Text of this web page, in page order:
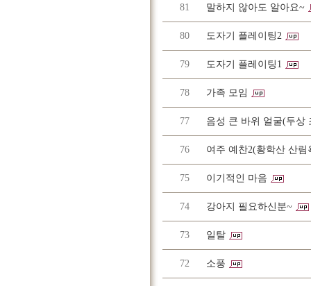
81 말하지 않아도 알아요~
80 도자기 플레이팅2
79 도자기 플레이팅1
78 가족 모임
77 음성 큰 바위 얼굴(두상
76 여주 예찬2(황학산 산림
75 이기적인 마음
74 강아지 필요하신분~
73 일탈
72 소풍